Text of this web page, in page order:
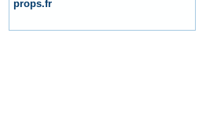
props.fr